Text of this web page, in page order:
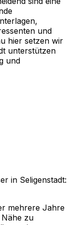
und
hier setzen wir
unterstützen
und
in Seligenstadt:
mehrere Jahre
zu